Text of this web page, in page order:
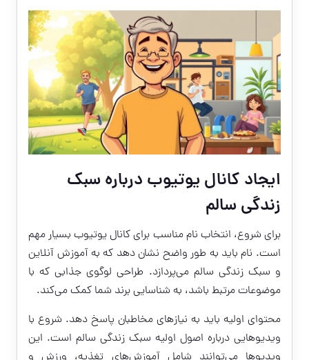
ایجاد کانال یوتیوب درباره سبک
زندگی سالم
برای شروع، انتخاب نام مناسب برای کانال یوتیوب بسیار مهم
است. نام باید به طور واضح نشان دهد که به آموزش آنلاین
و سبک زندگی سالم می‌پردازد. طراحی لوگوی جذابی که با
موضوعات مرتبط باشد، به شناسایی برند شما کمک می‌کند.
محتوای اولیه باید به نیازهای مخاطبان پاسخ دهد. شروع با
ویدیوهایی درباره اصول اولیه سبک زندگی سالم است. این